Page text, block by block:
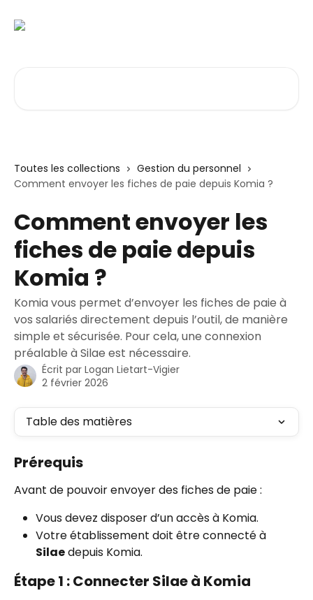
Toutes les collections
Gestion du personnel
Comment envoyer les fiches de paie depuis Komia ?
Comment envoyer les
fiches de paie depuis
Komia ?
Komia vous permet d’envoyer les fiches de paie à
vos salariés directement depuis l’outil, de manière
simple et sécurisée. Pour cela, une connexion
préalable à Silae est nécessaire.
Écrit par Logan Lietart-Vigier
2 février 2026
Table des matières
Prérequis
Avant de pouvoir envoyer des fiches de paie :
Vous devez disposer d’un accès à Komia.
Votre établissement doit être connecté à
Silae depuis Komia.
Étape 1 : Connecter Silae à Komia